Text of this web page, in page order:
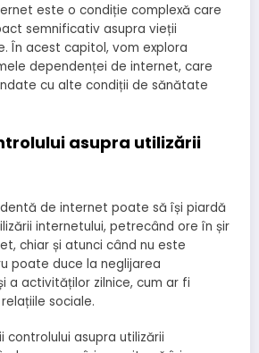
este o condiție complexă care
semnificativ asupra vieții
În acest capitol, vom explora
dependenței de internet, care
cu alte condiții de sănătate
asupra utilizării
de internet poate să își piardă
internetului, petrecând ore în șir
chiar și atunci când nu este
poate duce la neglijarea
a activităților zilnice, cum ar fi
sociale.
controlului asupra utilizării